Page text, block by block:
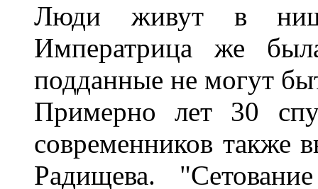
Люди живут в
Императрица же
подданные не могут
Примерно лет 30
современников также
Радищева.